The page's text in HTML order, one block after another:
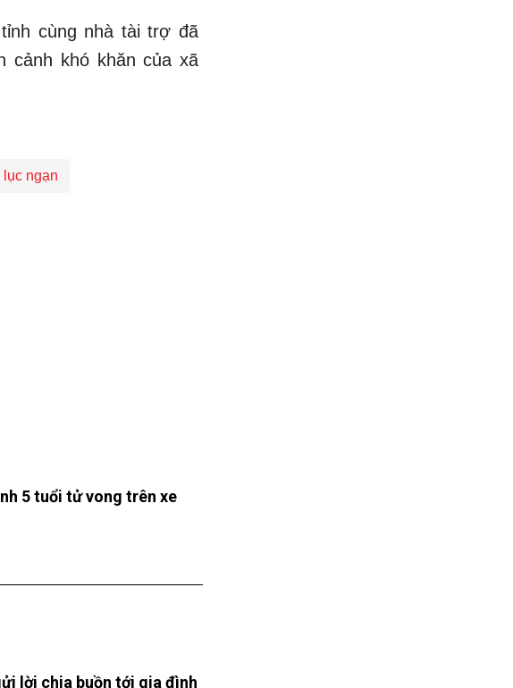
cùng nhà tài trợ đã
cảnh khó khăn của xã
lục ngạn
5 tuổi tử vong trên xe
lời chia buồn tới gia đình